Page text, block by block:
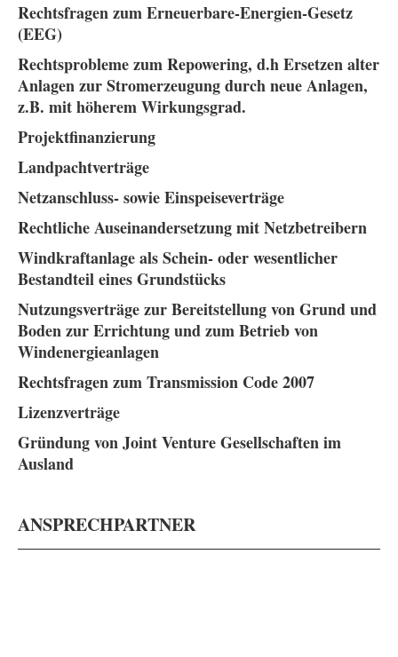
Rechtsfragen zum Erneuerbare-Energien-Gesetz
(EEG)
Rechtsprobleme zum Repowering, d.h Ersetzen alter
Anlagen zur Stromerzeugung durch neue Anlagen,
z.B. mit höherem Wirkungsgrad.
Projektfinanzierung
Landpachtverträge
Netzanschluss- sowie Einspeiseverträge
Rechtliche Auseinandersetzung mit Netzbetreibern
Windkraftanlage als Schein- oder wesentlicher
Bestandteil eines Grundstücks
Nutzungsverträge zur Bereitstellung von Grund und
Boden zur Errichtung und zum Betrieb von
Windenergieanlagen
Rechtsfragen zum Transmission Code 2007
Lizenzverträge
Gründung von Joint Venture Gesellschaften im
Ausland
ANSPRECHPARTNER